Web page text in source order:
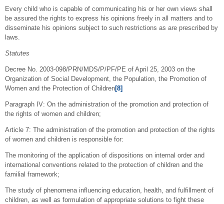
Every child who is capable of communicating his or her own views shall
be assured the rights to express his opinions freely in all matters and to
disseminate his opinions subject to such restrictions as are prescribed by
laws.
Statutes
Decree No. 2003-098/PRN/MDS/P/PF/PE of April 25, 2003 on the
Organization of Social Development, the Population, the Promotion of
Women and the Protection of Children[8]
Paragraph IV: On the administration of the promotion and protection of
the rights of women and children;
Article 7: The administration of the promotion and protection of the rights
of women and children is responsible for:
The monitoring of the application of dispositions on internal order and
international conventions related to the protection of children and the
familial framework;
The study of phenomena influencing education, health, and fulfillment of
children, as well as formulation of appropriate solutions to fight these